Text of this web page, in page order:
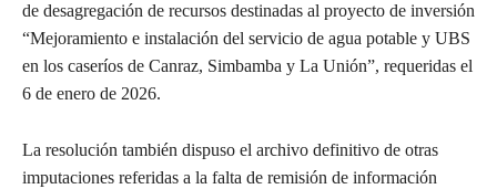
de desagregación de recursos destinadas al proyecto de inversión
“Mejoramiento e instalación del servicio de agua potable y UBS
en los caseríos de Canraz, Simbamba y La Unión”, requeridas el
6 de enero de 2026.
La resolución también dispuso el archivo definitivo de otras
imputaciones referidas a la falta de remisión de información